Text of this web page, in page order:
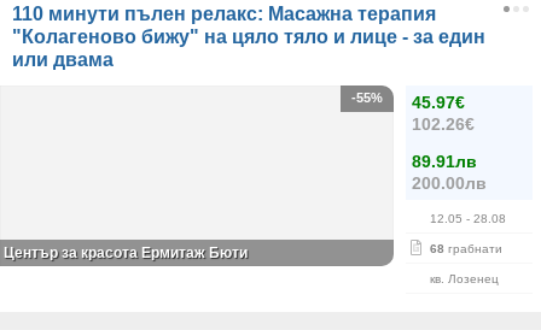
110 минути пълен релакс: Масажна терапия
"Колагеново бижу" на цяло тяло и лице - за един
или двама
45.97€
102.26€
89.91лв
200.00лв
12.05 - 28.08
68 грабнати
кв. Лозенец
-55%
Център за красота Ермитаж Бюти